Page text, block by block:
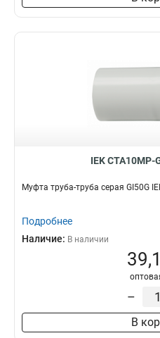
IEK CTA10MP-
Муфта труба-труба серая GI50G
Подробнее
Наличие: В наличии
–
В